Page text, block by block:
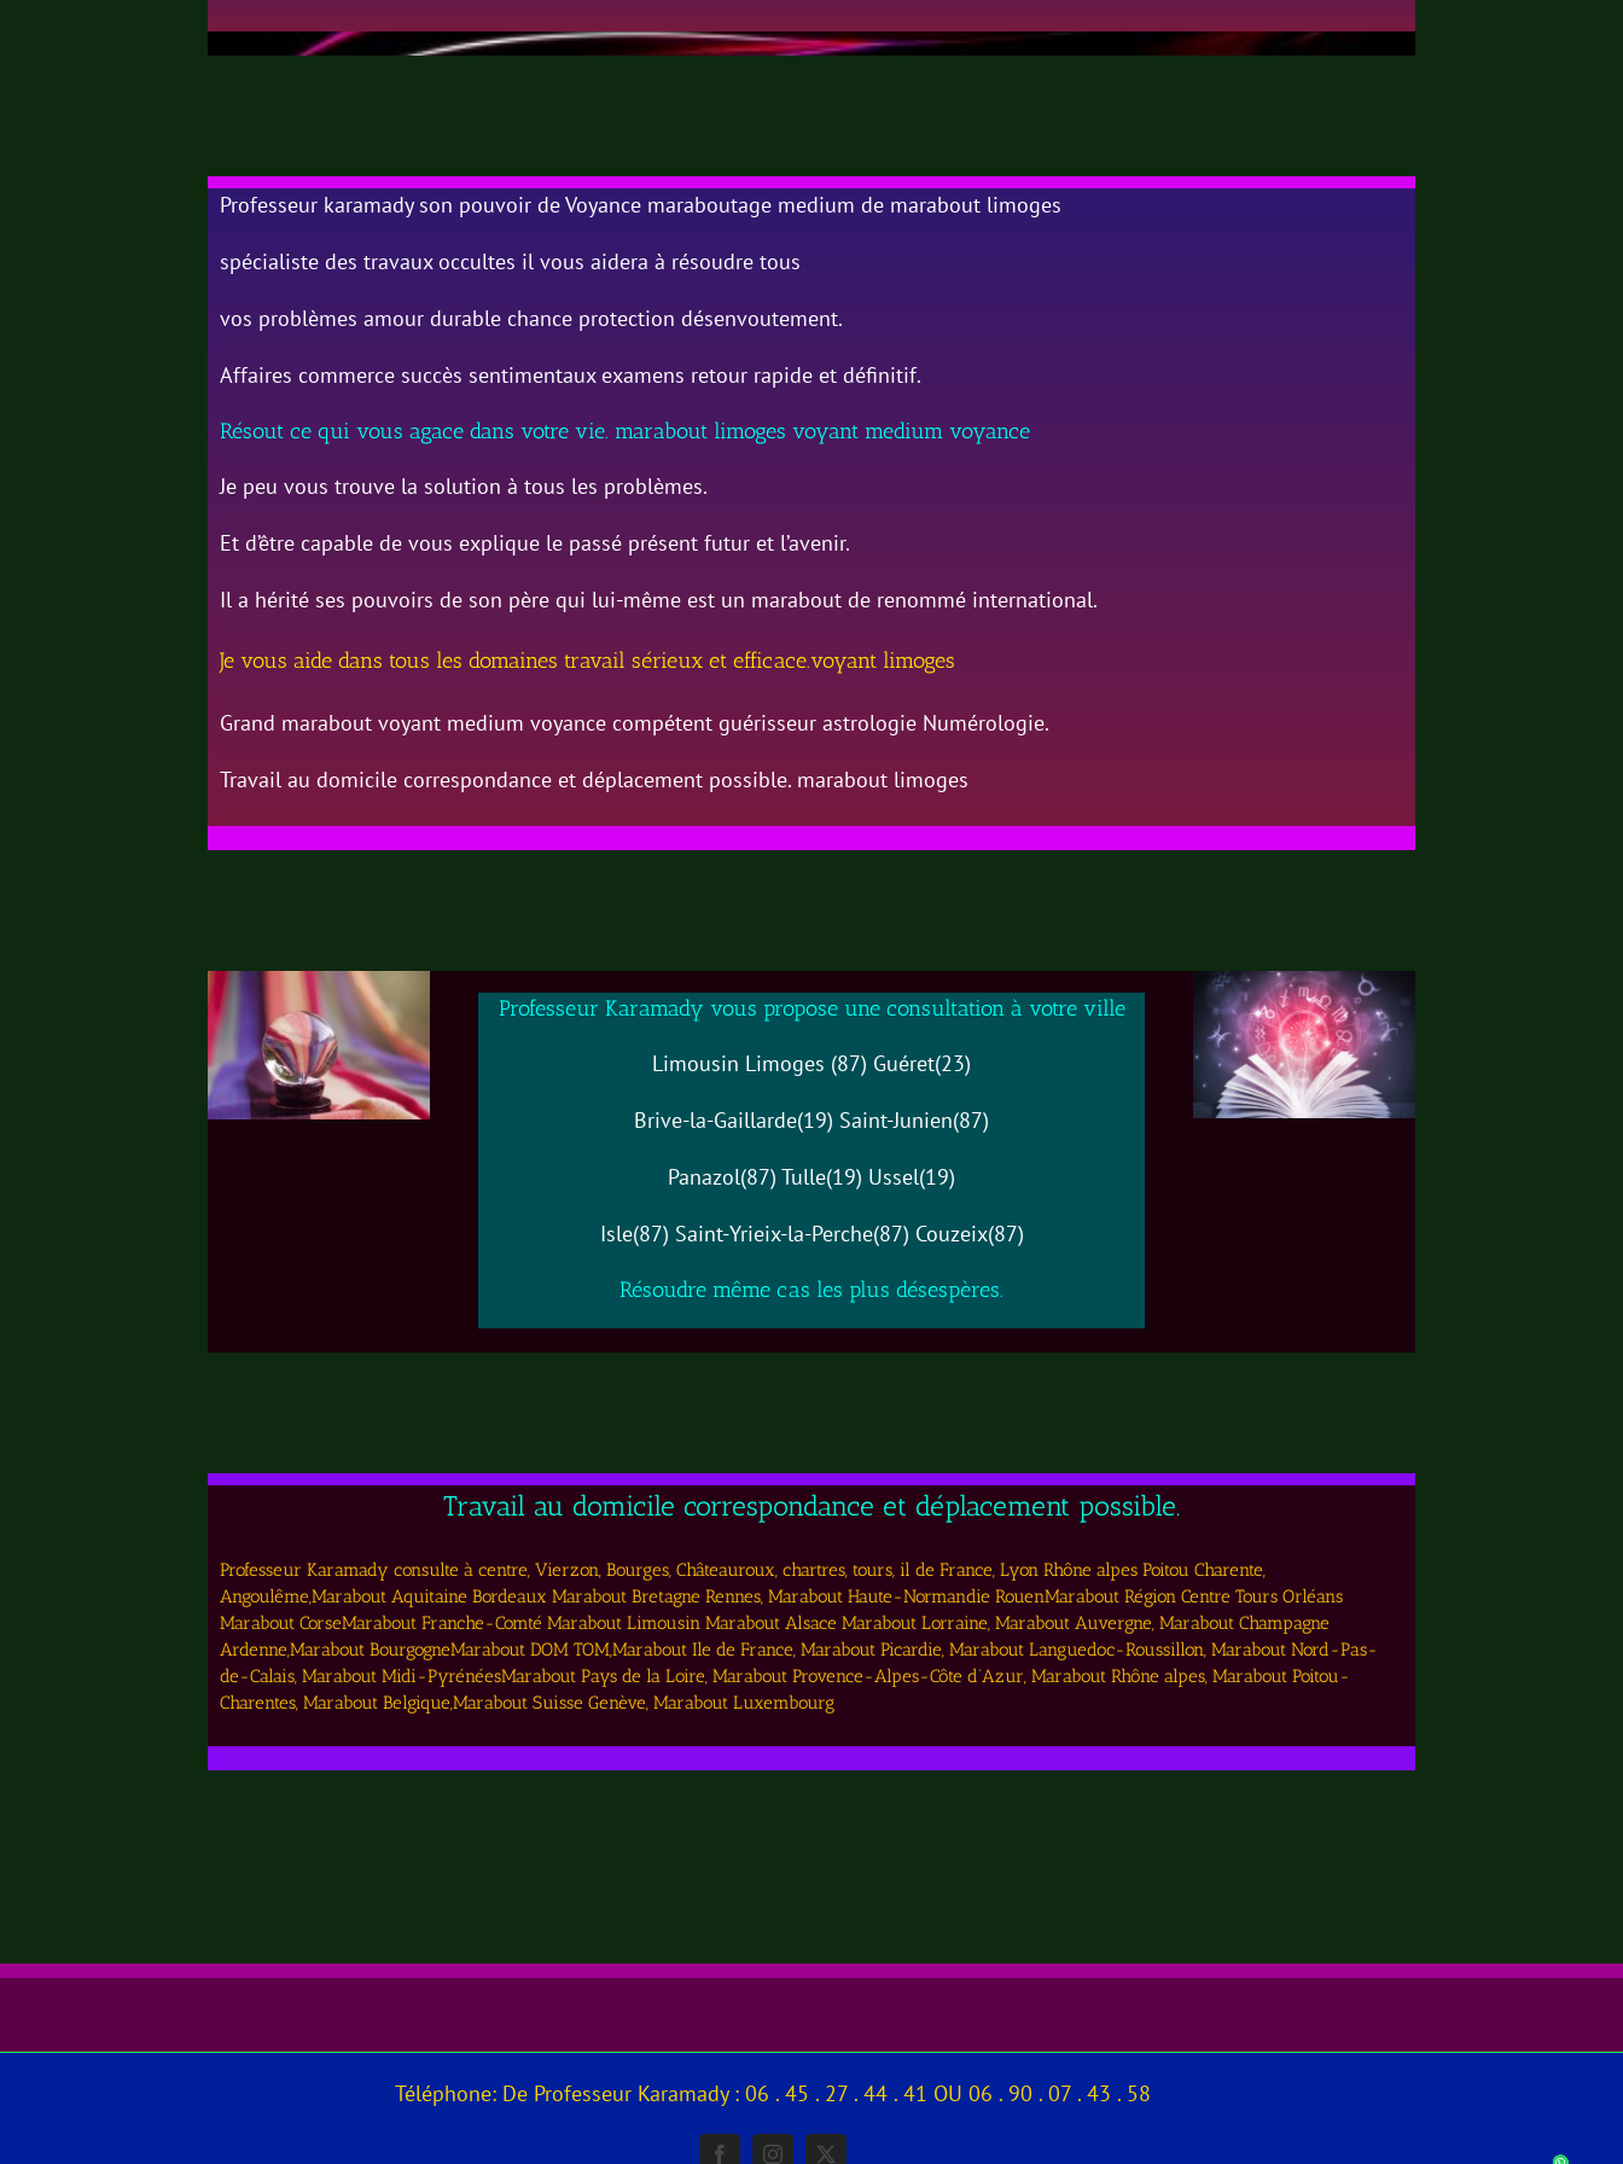
Professeur karamady son pouvoir de Voyance maraboutage medium de marabout limoges
spécialiste des travaux occultes il vous aidera à résoudre tous
vos problèmes amour durable chance protection désenvoutement.
Affaires commerce succès sentimentaux examens retour rapide et définitif.
Résout ce qui vous agace dans votre vie. marabout limoges voyant medium voyance
Je peu vous trouve la solution à tous les problèmes.
Et d’être capable de vous explique le passé présent futur et l’avenir.
Il a hérité ses pouvoirs de son père qui lui-même est un marabout de renommé international.
Je vous aide dans tous les domaines travail sérieux et efficace.voyant limoges
Grand marabout voyant medium voyance compétent guérisseur astrologie Numérologie.
Travail au domicile correspondance et déplacement possible. marabout limoges
Professeur Karamady vous propose une consultation à votre ville
Limousin Limoges (87) Guéret(23)
Brive-la-Gaillarde(19) Saint-Junien(87)
Panazol(87) Tulle(19) Ussel(19)
Isle(87) Saint-Yrieix-la-Perche(87) Couzeix(87)
Résoudre même cas les plus désespères.
Travail au domicile correspondance et déplacement possible.
Professeur Karamady consulte à centre, Vierzon, Bourges, Châteauroux, chartres, tours, il de France, Lyon Rhône alpes Poitou Charente,
Angoulême,Marabout Aquitaine Bordeaux Marabout Bretagne Rennes, Marabout Haute-Normandie RouenMarabout Région Centre Tours Orléans
Marabout CorseMarabout Franche-Comté Marabout Limousin Marabout Alsace Marabout Lorraine, Marabout Auvergne, Marabout Champagne
Ardenne,Marabout BourgogneMarabout DOM TOM,Marabout Ile de France, Marabout Picardie, Marabout Languedoc-Roussillon, Marabout Nord-Pas-
de-Calais, Marabout Midi-PyrénéesMarabout Pays de la Loire, Marabout Provence-Alpes-Côte d’Azur, Marabout Rhône alpes, Marabout Poitou-
Charentes, Marabout Belgique,Marabout Suisse Genève, Marabout Luxembourg
Téléphone: De Professeur Karamady : 06 . 45 . 27 . 44 . 41 OU 06 . 90 . 07 . 43 . 58